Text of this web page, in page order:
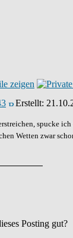
Erstellt:
spucke
Wetten zwar
Posting gut?